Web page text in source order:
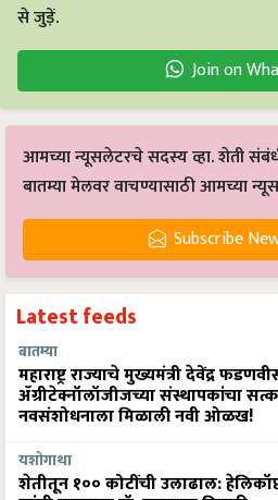
Join on
आमच्या न्यूसलेटरचे सदस्य व्हा. शेती
बातम्या मेलवर वाचण्यासाठी आमच्या
Subscribe
बातम्या
महाराष्ट्र राज्याचे मुख्यमंत्री देवेंद्र
ॲग्रीटेक्नॉलॉजीजच्या संस्थापकांचा
नवसंशोधनाला मिळाली नवी ओळख!
शेतीतून १०० कोटींची उलाढाल:
क्रांती घडवणार डॉ. राजाराम त्रिपाठी